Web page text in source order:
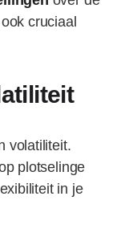
cruciaal
volatiliteit.
plotselinge
in je